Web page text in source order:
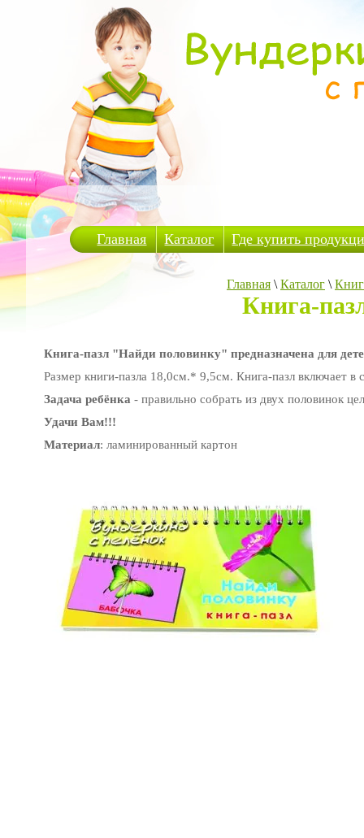
Главная Каталог Где купить
Главная \ Каталог \
Книга-
Книга-пазл "Найди половинку" предназначена для
Размер книги-пазла 18,0см.* 9,5см. Книга-пазл включает в
Задача ребёнка - правильно собрать из двух половинок
Удачи Вам!!!
Материал: ламинированный картон